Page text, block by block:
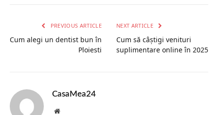
PREVIOUS ARTICLE
Cum alegi un dentist bun în
Ploiesti
NEXT ARTICLE
Cum să câștigi venituri
suplimentare online în 2025
CasaMea24
Website